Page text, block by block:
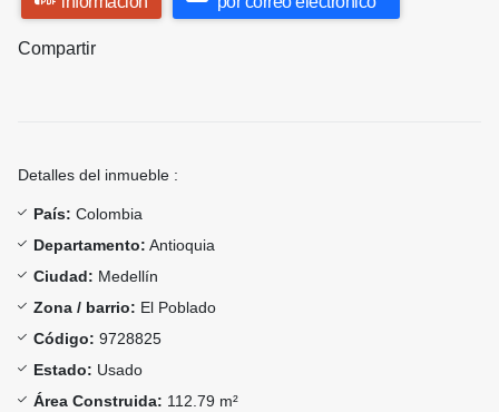
Compartir
Detalles del inmueble :
País: Colombia
Departamento: Antioquia
Ciudad: Medellín
Zona / barrio: El Poblado
Código: 9728825
Estado: Usado
Área Construida: 112.79 m²